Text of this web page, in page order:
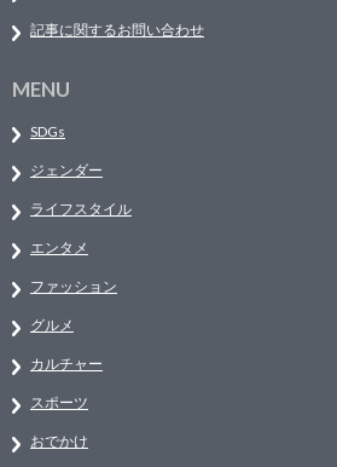
記事に関するお問い合わせ
MENU
SDGs
ジェンダー
ライフスタイル
エンタメ
ファッション
グルメ
カルチャー
スポーツ
おでかけ